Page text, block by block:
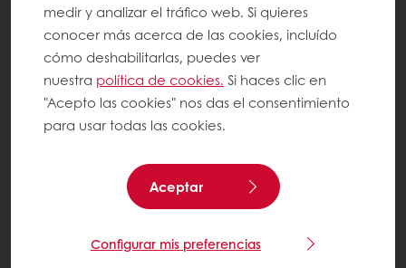
medir y analizar el tráfico web. Si quieres
conocer más acerca de las cookies, incluído
cómo deshabilitarlas, puedes ver
nuestra política de cookies. Si haces clic en
"Acepto las cookies" nos das el consentimiento
para usar todas las cookies.
Aceptar
Configurar mis preferencias